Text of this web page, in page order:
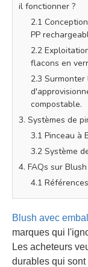
il fonctionner ?
2.1
PP
2.2
flacons en
2.3
compostable.
3. Systèmes de
3.1 Pinceau à
3.2 Système
4. FAQs sur
4.1 Références
Blush avec
marques qui
Les acheteurs
durables qui